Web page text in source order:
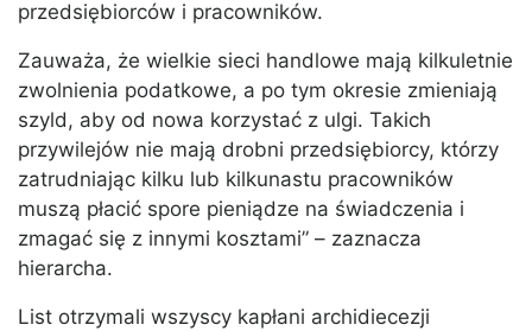
przedsiębiorców i pracowników.
Zauważa, że wielkie sieci handlowe mają kilkuletnie
zwolnienia podatkowe, a po tym okresie zmieniają
szyld, aby od nowa korzystać z ulgi. Takich
przywilejów nie mają drobni przedsiębiorcy, którzy
zatrudniając kilku lub kilkunastu pracowników
muszą płacić spore pieniądze na świadczenia i
zmagać się z innymi kosztami” – zaznacza
hierarcha.
List otrzymali wszyscy kapłani archidiecezji